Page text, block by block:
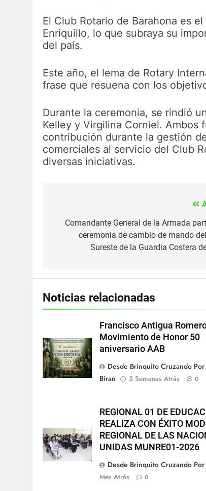
El Club Rotario de Barahona es
Enriquillo, lo que subraya su
del país.
Este año, el lema de Rotary
frase que resuena con los
Durante la ceremonia, se rindió
Kelley y Virgilina Corniel. Ambos
contribución durante la gestión
comerciales al servicio del Club
diversas iniciativas.
de
entradas
Comandante General de la Armada
ceremonia de cambio de mando
Sureste de la Guardia Costera
Noticias relacionadas
Francisco Antigua
Movimiento de Honor 50
aniversario AAB
Desde Brinquito Cruzando Por
Biran
3 Semanas Atrás 0
REGIONAL 01 DE
REALIZA CON ÉXITO
REGIONAL DE LAS
UNIDAS MUNRE01-2026
Desde Brinquito Cruzando Por
Mes Atrás
0